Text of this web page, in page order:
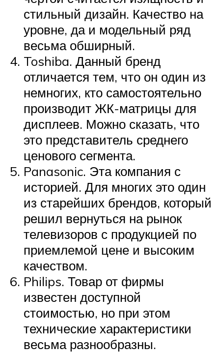
стильный дизайн. Качество на
уровне, да и модельный ряд
весьма обширный.
Toshiba. Данный бренд
отличается тем, что он один из
немногих, кто самостоятельно
производит ЖК-матрицы для
дисплеев. Можно сказать, что
это представитель среднего
ценового сегмента.
Panasonic. Эта компания с
историей. Для многих это один
из старейших брендов, который
решил вернуться на рынок
телевизоров с продукцией по
приемлемой цене и высоким
качеством.
Philips. Товар от фирмы
известен доступной
стоимостью, но при этом
технические характеристики
весьма разнообразны.